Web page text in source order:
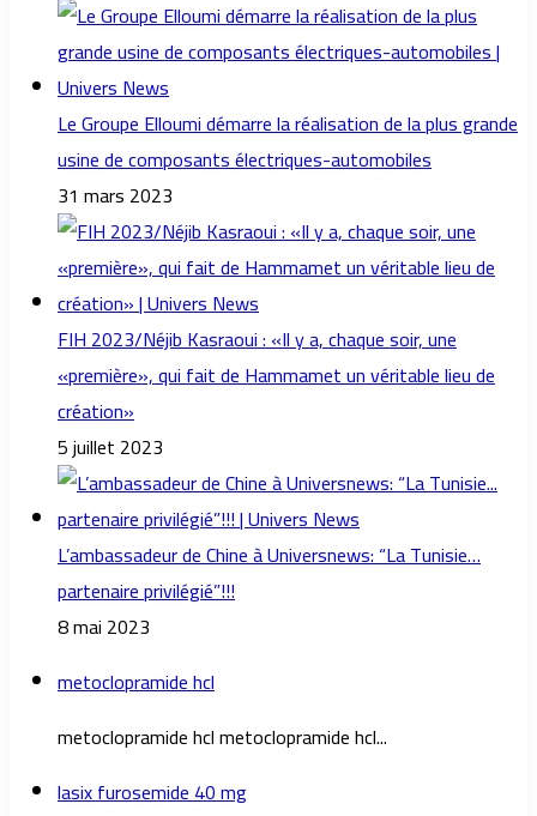
Le Groupe Elloumi démarre la réalisation de la plus grande
usine de composants électriques-automobiles
31 mars 2023
FIH 2023/Néjib Kasraoui : «Il y a, chaque soir, une
«première», qui fait de Hammamet un véritable lieu de
création»
5 juillet 2023
L’ambassadeur de Chine à Universnews: “La Tunisie…
partenaire privilégié”!!!
8 mai 2023
metoclopramide hcl
metoclopramide hcl metoclopramide hcl...
lasix furosemide 40 mg